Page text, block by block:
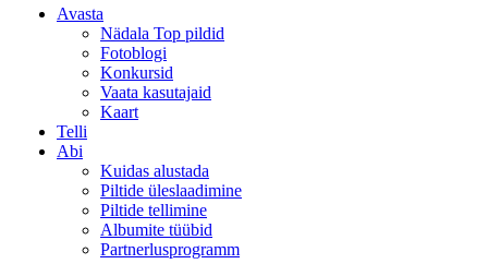
Avasta
Nädala Top pildid
Fotoblogi
Konkursid
Vaata kasutajaid
Kaart
Telli
Abi
Kuidas alustada
Piltide üleslaadimine
Piltide tellimine
Albumite tüübid
Partnerlusprogramm